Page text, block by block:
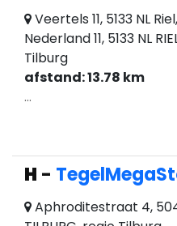
Veertels 11, 5133 NL Riel,
Nederland 11, 5133 NL
Tilburg
afstand: 13.78 km
...
H -
Aphroditestraat 4,